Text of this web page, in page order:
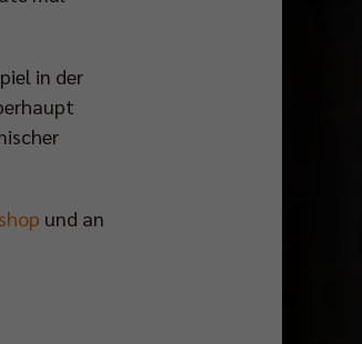
in der
und an